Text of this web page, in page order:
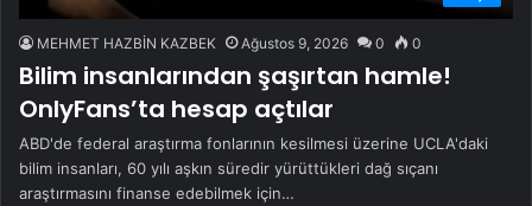
MEHMET HAZBİN KAZBEK Ağustos 9, 2026 0 0
Bilim insanlarından şaşırtan hamle!
OnlyFans’ta hesap açtılar
ABD'de federal araştırma fonlarının kesilmesi üzerine UCLA'daki
bilim insanları, 60 yılı aşkın süredir yürüttükleri dağ sıçanı
araştırmasını finanse edebilmek için…